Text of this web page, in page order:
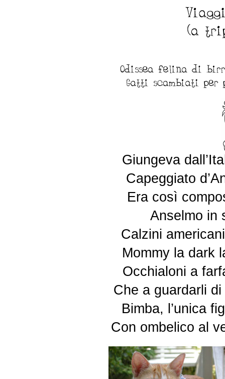
Giungeva
Capeggiato
Era così
Anselmo in
Calzini
Mommy la dark
Occhialoni a
Che a guardarli
Bimba, l’unica
Con ombelico al